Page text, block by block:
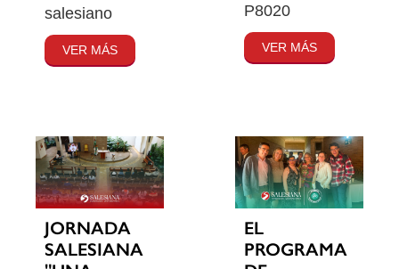
salesiano
VER MÁS
P8020
VER MÁS
JORNADA
SALESIANA
EL
PROGRAMA